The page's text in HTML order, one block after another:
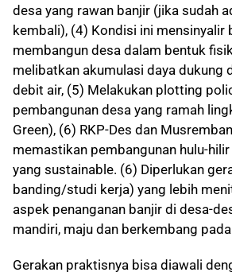
desa yang rawan banjir (jika sudah
kembali), (4) Kondisi ini mensinyalir
membangun desa dalam bentuk
melibatkan akumulasi daya dukung
debit air, (5) Melakukan plotting
pembangunan desa yang ramah
Green), (6) RKP-Des dan
memastikan pembangunan hulu-
yang sustainable. (6) Diperlukan
banding/studi kerja) yang lebih
aspek penanganan banjir di desa-
mandiri, maju dan berkembang
Gerakan praktisnya bisa diawali